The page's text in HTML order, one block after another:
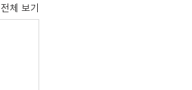
전체 보기